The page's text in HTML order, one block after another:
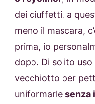
dei ciuffetti, a
meno il mascara,
prima, io
dopo. Di solito uso
vecchiotto per
uniformarle senza